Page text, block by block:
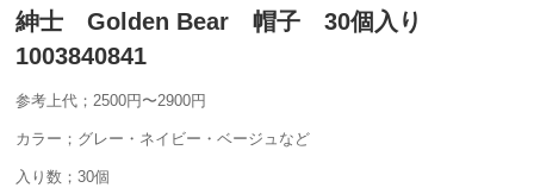
紳士 Golden Bear 帽子 30個入り
1003840841
参考上代；2500円〜2900円
カラー；グレー・ネイビー・ベージュなど
入り数；30個